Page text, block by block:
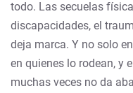
todo. Las secuelas
discapacidades, el
deja marca. Y no solo
en quienes lo rodean, y
muchas veces no da